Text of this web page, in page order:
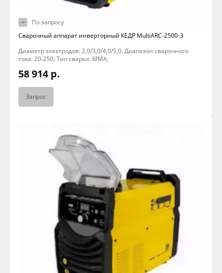
По запросу
Сварочный аппарат инверторный КЕДР MultiARC-2500-3
Диаметр электродов: 2,0/3,0/4,0/5,0; Диапазон сварочного
тока: 20-250; Тип сварки: MMA;
58 914 р.
Запрос